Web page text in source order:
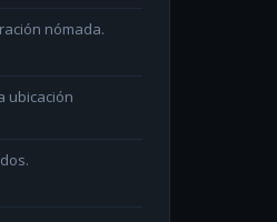
nómada.
ubicación